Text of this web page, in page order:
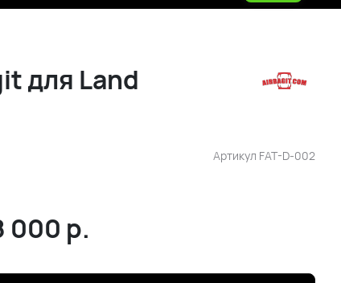
Артикул FAT-D-002
для Land
000 р.